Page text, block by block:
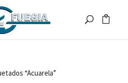
“Acuarela”